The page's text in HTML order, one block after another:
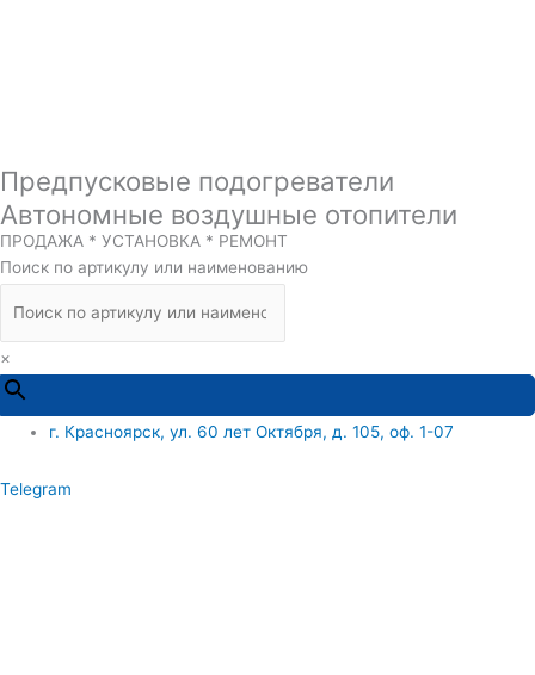
Предпусковые подогреватели
Автономные воздушные отопители
ПРОДАЖА * УСТАНОВКА * РЕМОНТ
Поиск по артикулу или наименованию
×
г. Красноярск, ул. 60 лет Октября, д. 105, оф. 1-07
Telegram